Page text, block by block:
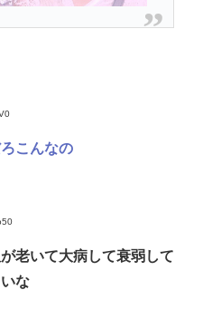
こんなの
老いて大病して衰弱して
な